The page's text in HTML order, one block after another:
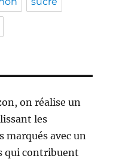
on réalise un
les
marqués avec un
qui contribuent